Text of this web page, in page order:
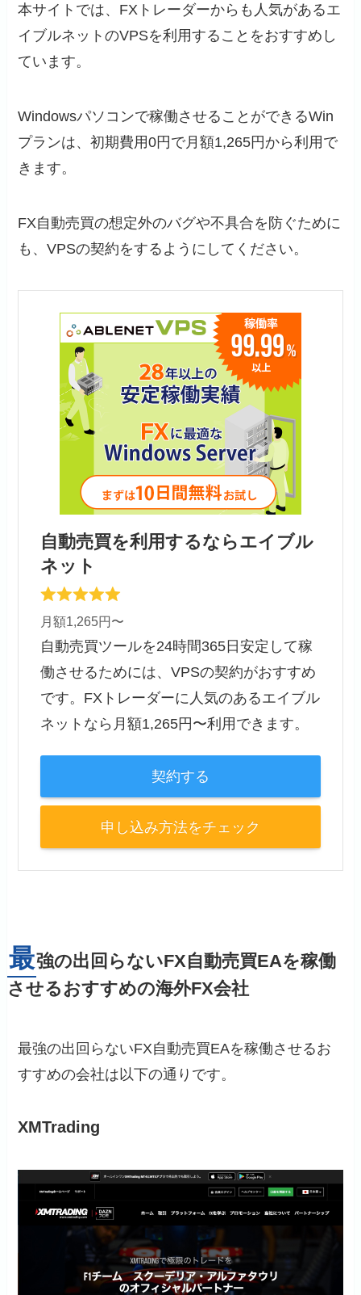
本サイトでは、FXトレーダーからも人気があるエ
イブルネットのVPSを利用することをおすすめし
ています。
Windowsパソコンで稼働させることができるWin
プランは、初期費用0円で月額1,265円から利用で
きます。
FX自動売買の想定外のバグや不具合を防ぐために
も、VPSの契約をするようにしてください。
自動売買を利用するならエイブル
ネット
月額1,265円〜
自動売買ツールを24時間365日安定して稼
働させるためには、VPSの契約がおすすめ
です。FXトレーダーに人気のあるエイブル
ネットなら月額1,265円〜利用できます。
契約する
申し込み方法をチェック
最強の出回らないFX自動売買EAを稼働
させるおすすめの海外FX会社
最強の出回らないFX自動売買EAを稼働させるお
すすめの会社は以下の通りです。
XMTrading